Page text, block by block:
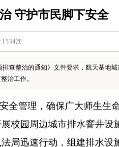
守护市民脚下安全
次
查整治的通知》文件要求，航天基地城
治工作。
全管理，确保广大师生生
校园周边城市排水窨井设
局迅速行动，组建排水设